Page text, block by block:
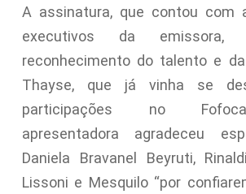
A assinatura, que contou com
executivos da emissora,
reconhecimento do talento e
Thayse, que já vinha se
participações no
apresentadora agradeceu
Daniela Bravanel Beyruti,
Lissoni e Mesquilo “por